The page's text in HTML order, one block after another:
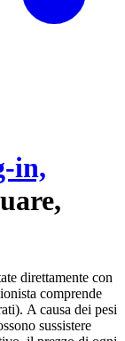
in,
direttamente con
comprende
A causa dei pesi
sussistere